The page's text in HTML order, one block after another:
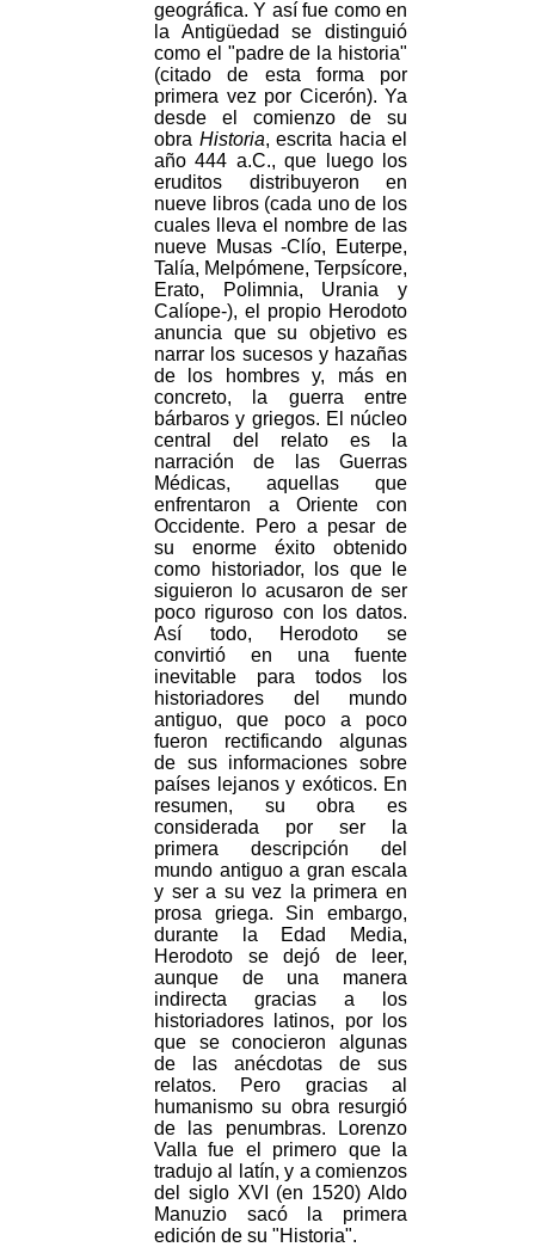
geográfica. Y así fue como en
la Antigüedad se distinguió
como el "padre de la historia"
(citado de esta forma por
primera vez por Cicerón). Ya
desde el comienzo de su
obra Historia, escrita hacia el
año 444 a.C., que luego los
eruditos distribuyeron en
nueve libros (cada uno de los
cuales lleva el nombre de las
nueve Musas -Clío, Euterpe,
Talía, Melpómene, Terpsícore,
Erato, Polimnia, Urania y
Calíope-), el propio Herodoto
anuncia que su objetivo es
narrar los sucesos y hazañas
de los hombres y, más en
concreto, la guerra entre
bárbaros y griegos. El núcleo
central del relato es la
narración de las Guerras
Médicas, aquellas que
enfrentaron a Oriente con
Occidente. Pero a pesar de
su enorme éxito obtenido
como historiador, los que le
siguieron lo acusaron de ser
poco riguroso con los datos.
Así todo, Herodoto se
convirtió en una fuente
inevitable para todos los
historiadores del mundo
antiguo, que poco a poco
fueron rectificando algunas
de sus informaciones sobre
países lejanos y exóticos. En
resumen, su obra es
considerada por ser la
primera descripción del
mundo antiguo a gran escala
y ser a su vez la primera en
prosa griega. Sin embargo,
durante la Edad Media,
Herodoto se dejó de leer,
aunque de una manera
indirecta gracias a los
historiadores latinos, por los
que se conocieron algunas
de las anécdotas de sus
relatos. Pero gracias al
humanismo su obra resurgió
de las penumbras. Lorenzo
Valla fue el primero que la
tradujo al latín, y a comienzos
del siglo XVI (en 1520) Aldo
Manuzio sacó la primera
edición de su "Historia".